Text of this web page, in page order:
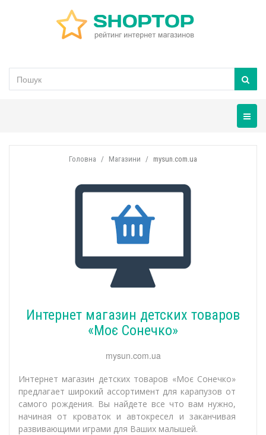
Головна Магазини mysun.com.ua
Интернет магазин детских товаров
«Моє Сонечко»
mysun.com.ua
Интернет магазин детских товаров «Моє Сонечко»
предлагает широкий ассортимент для карапузов от
самого рождения. Вы найдете все что вам нужно,
начиная от кроваток и автокресел и заканчивая
развивающими играми для Ваших малышей.